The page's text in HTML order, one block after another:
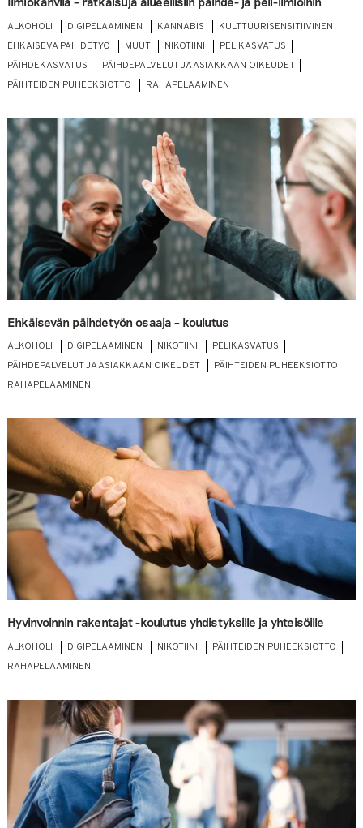
ALKOHOLI DIGIPELAAMINEN KANNABIS
KULTTUURISENSITIIVINEN
EHKÄISEVÄ PÄIHDETYÖ
MUUT NIKOTIINI
PELIKASVATUS
PÄIHDEKASVATUS
PÄIHDEPALVELUT JA ASIAKKAAN OIKEUDET
PÄIHTEIDEN PUHEEKSIOTTO
RAHAPELAAMINEN
Ehkäisevän päihdetyön osaaja – koulutus
ALKOHOLI DIGIPELAAMINEN NIKOTIINI
PELIKASVATUS
PÄIHDEPALVELUT JA ASIAKKAAN OIKEUDET
PÄIHTEIDEN PUHEEKSIOTTO
RAHAPELAAMINEN
Hyvinvoinnin rakentajat -koulutus yhdistyksille ja yhteisöille
ALKOHOLI DIGIPELAAMINEN NIKOTIINI
PÄIHTEIDEN PUHEEKSIOTTO
RAHAPELAAMINEN